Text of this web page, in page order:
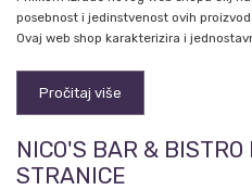
posebnost i jedinstvenost ovih
Ovaj web shop karakterizira i
Pročitaj više
NICO'S BAR & BISTRO
STRANICE